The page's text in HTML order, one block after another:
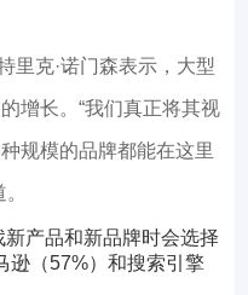
里克·诺门森表示，大型
增长。“我们真正将其视
规模的品牌都能在这里
产品和新品牌时会选择
逊（57%）和搜索引擎